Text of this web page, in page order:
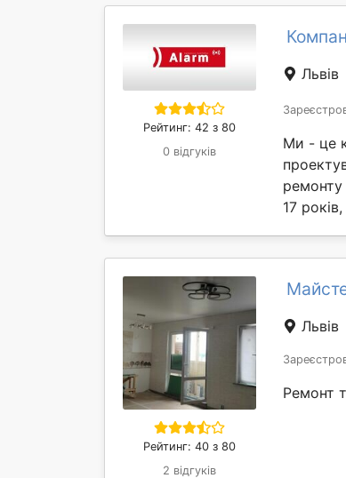
Рейтинг: 42 з 80
0 відгуків
Львів
Ми - це
ремонту
17
Рейтинг: 40 з 80
2 відгуків
Львів
Ремонт